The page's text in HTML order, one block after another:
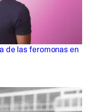
de las feromonas en